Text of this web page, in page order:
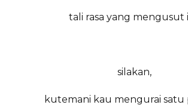
tali rasa yang mengusut
silakan,
kutemani kau mengurai satu